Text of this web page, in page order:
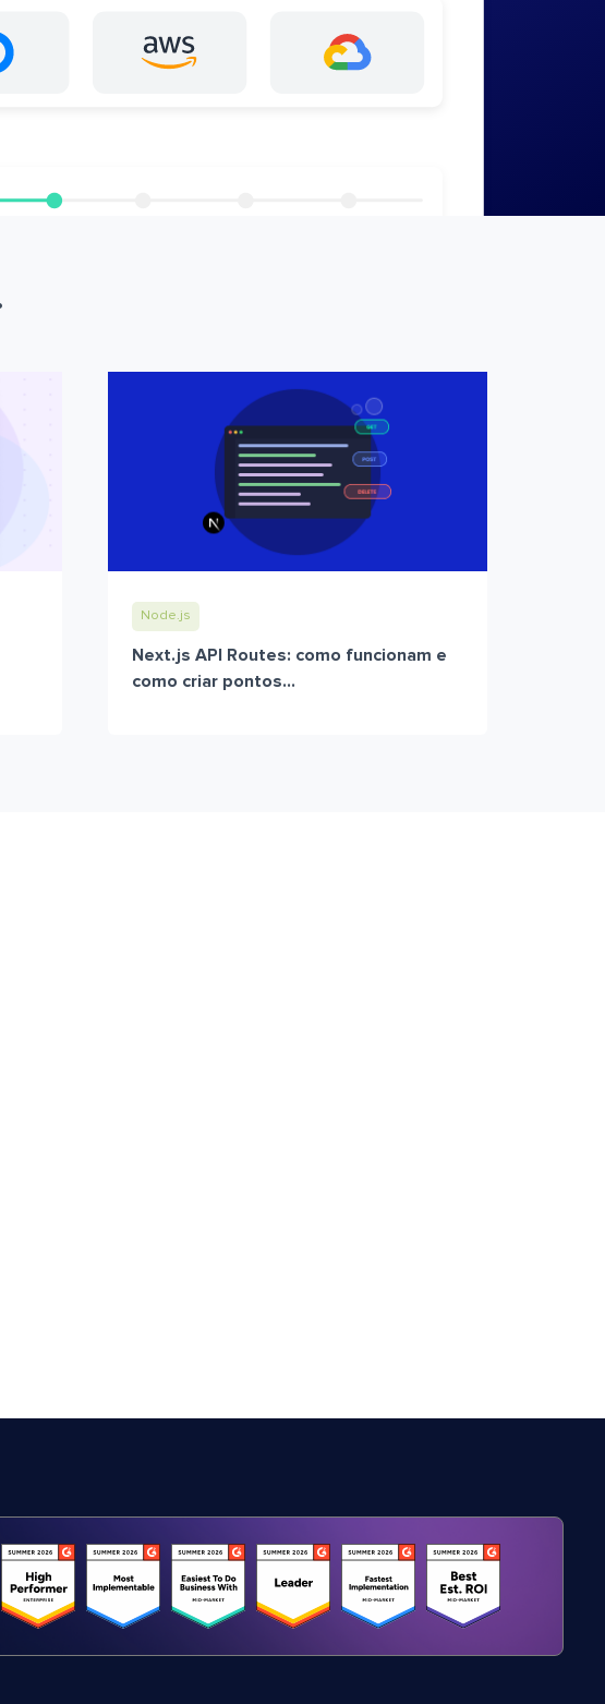
Node.js
Next.js API Routes: como funcionam e
como criar pontos...